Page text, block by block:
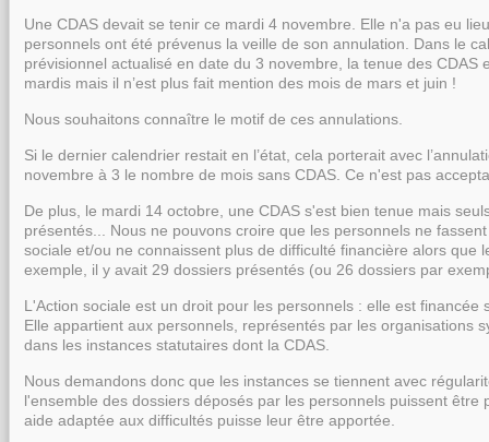
Une CDAS devait se tenir ce mardi 4 novembre. Elle n'a pas eu
personnels ont été prévenus la veille de son annulation. Dans le
prévisionnel actualisé en date du 3 novembre, la tenue des CDAS
mardis mais il n’est plus fait mention des mois de mars et juin !
Nous souhaitons connaître le motif de ces annulations.
Si le dernier calendrier restait en l’état, cela porterait avec
novembre à 3 le nombre de mois sans CDAS. Ce n'est pas
De plus, le mardi 14 octobre, une CDAS s'est bien tenue mais
présentés... Nous ne pouvons croire que les personnels ne
sociale et/ou ne connaissent plus de difficulté financière alors que
exemple, il y avait 29 dossiers présentés (ou 26 dossiers par
L'Action sociale est un droit pour les personnels : elle est financée
Elle appartient aux personnels, représentés par les organisations
dans les instances statutaires dont la CDAS.
Nous demandons donc que les instances se tiennent avec
l'ensemble des dossiers déposés par les personnels puissent être
aide adaptée aux difficultés puisse leur être apportée.